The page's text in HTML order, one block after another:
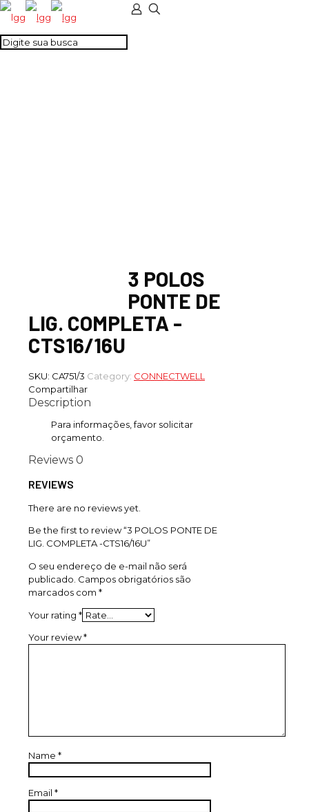
3 POLOS
PONTE DE
LIG. COMPLETA -
CTS16/16U
SKU: CA751/3 Category: CONNECTWELL
Compartilhar
Description
Para informações, favor solicitar
orçamento.
Reviews 0
REVIEWS
There are no reviews yet.
Be the first to review “3 POLOS PONTE DE
LIG. COMPLETA -CTS16/16U”
O seu endereço de e-mail não será
publicado. Campos obrigatórios são
marcados com *
Your rating *
Your review*
Name *
Email *